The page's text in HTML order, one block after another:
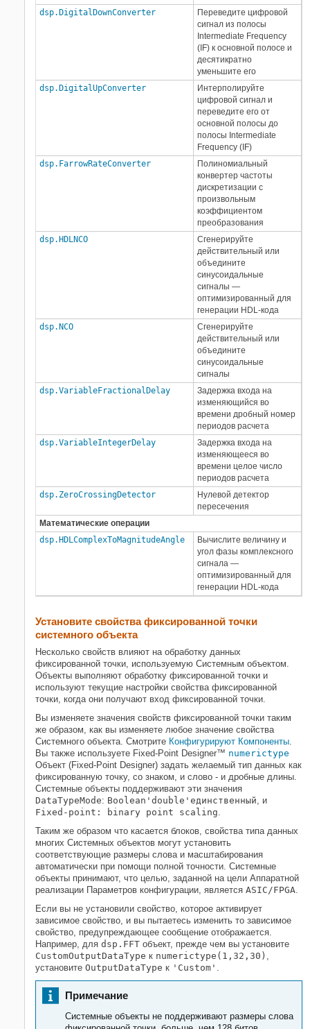
dsp.DigitalDownConverter
Переведите цифровой
сигнал из полосы
Intermediate Frequency
(IF) к основной полосе и
десятикратно
уменьшите его
dsp.DigitalUpConverter
Интерполируйте
цифровой сигнал и
переведите его от
основной полосы до
полосы Intermediate
Frequency (IF)
dsp.FarrowRateConverter
Полиномиальный
конвертер частоты
дискретизации с
произвольным
коэффициентом
преобразования
dsp.HDLNCO
Сгенерируйте
действительный или
объедините
синусоидальные
сигналы —
оптимизированный для
генерации HDL-кода
dsp.NCO
Сгенерируйте
действительный или
объедините
синусоидальные
сигналы
dsp.VariableFractionalDelay
Задержка входа на
изменяющийся во
времени дробный номер
периодов расчета
dsp.VariableIntegerDelay
Задержка входа на
изменяющееся во
времени целое число
периодов расчета
dsp.ZeroCrossingDetector
Нулевой детектор
пересечения
Математические операции
dsp.HDLComplexToMagnitudeAngle
Вычислите величину и
угол фазы комплексного
сигнала —
оптимизированный для
генерации HDL-кода
Установите свойства фиксированной точки
системного объекта
Несколько свойств влияют на обработку данных
фиксированной точки, используемую Системным объектом.
Объекты выполняют обработку фиксированной точки и
используют текущие настройки свойства фиксированной
точки, когда они получают вход фиксированной точки.
Вы изменяете значения свойств фиксированной точки таким
же образом, как вы изменяете любое значение свойства
Системного объекта. Смотрите Конфигурируют Компоненты.
Вы также используете Fixed-Point Designer™ numerictype
Объект (Fixed-Point Designer) задать желаемый тип данных как
фиксированную точку, со знаком, и слово - и дробные длины.
Системные объекты поддерживают эти значения
DataTypeMode: Boolean 'double' единственный, и
Fixed-point: binary point scaling.
Таким же образом что касается блоков, свойства типа данных
многих Системных объектов могут установить
соответствующие размеры слова и масштабирования
автоматически при помощи полной точности. Системные
объекты принимают, что целью, заданной на цели Аппаратной
реализации Параметров конфигурации, является ASIC/FPGA.
Если вы не установили свойство, которое активирует
зависимое свойство, и вы пытаетесь изменить то зависимое
свойство, предупреждающее сообщение отображается.
Например, для dsp.FFT объект, прежде чем вы установите
CustomOutputDataType к numerictype(1,32,30) ,
установите OutputDataType к 'Custom' .
Примечание
Системные объекты не поддерживают размеры слова